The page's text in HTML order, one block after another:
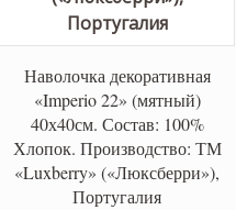
Наволочка декоративная
«Imperio 22» (мятный)
40х40см. Состав: 100%
Хлопок. Производство: ТМ
«Luxberry» («Люксберри»),
Португалия